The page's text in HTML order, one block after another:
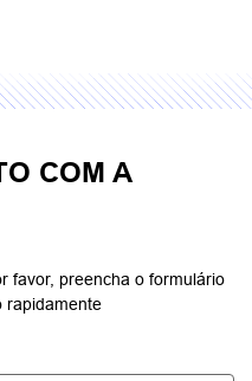
COM A
favor, preencha o formulário
rapidamente